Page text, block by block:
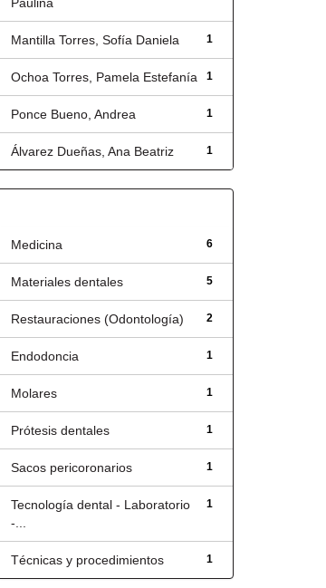
1
Mantilla Torres, Sofía Daniela
1
Ochoa Torres, Pamela Estefanía
1
Ponce Bueno, Andrea
1
Álvarez Dueñas, Ana Beatriz
6
Medicina
5
Materiales dentales
2
Restauraciones (Odontología)
1
Endodoncia
1
Molares
1
Prótesis dentales
1
Sacos pericoronarios
1
Tecnología dental - Laboratorio
-...
1
Técnicas y procedimientos